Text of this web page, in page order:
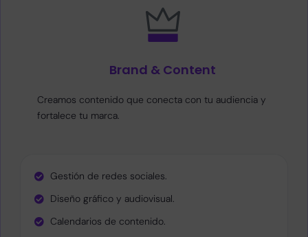
Brand & Content
Creamos contenido que conecta con tu audiencia y
fortalece tu marca.
Gestión de redes sociales.
Diseño gráfico y audiovisual.
Calendarios de contenido.